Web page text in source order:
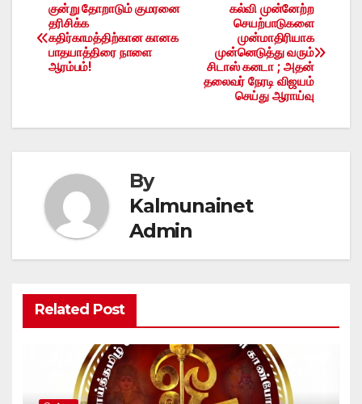
Post
navigation
கல்வி முன்னேற்ற
செயற்பாடுகளை
முன்மாதிரியாக
முன்னெடுத்து வரும்
சிடாஸ் கனடா ; அதன்
தலைவர் நேரடி விஜயம்
செய்து ஆராய்வு
குன்று தோறாடும் குமரனை
தரிசிக்க
கதிர்காமத்திற்கான கானக
பாதயாத்திரை நாளை
ஆரம்பம்!
By
Kalmunainet
Admin
Related Post